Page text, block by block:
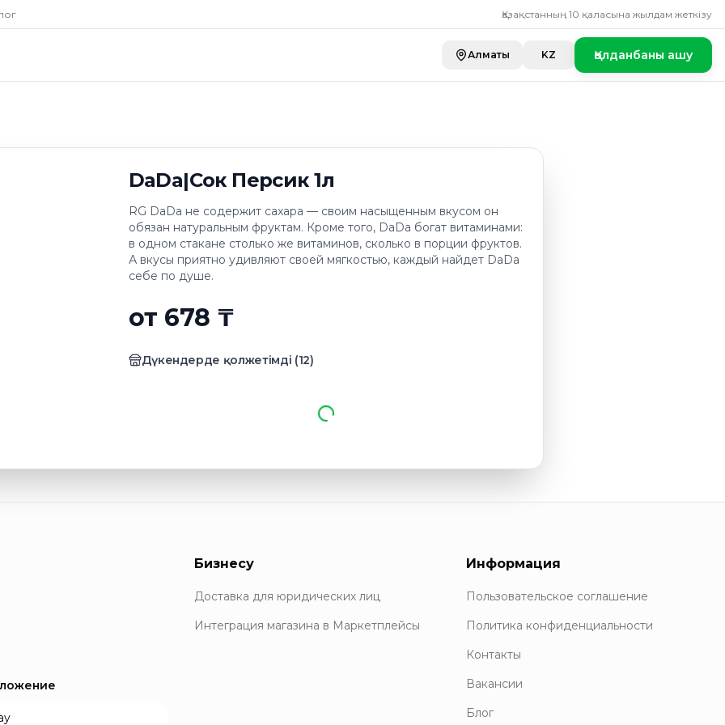
Қазақстанның 10 қаласына жылдам жеткізу
Алматы KZ Қолданбаны ашу
DaDa|Cок Персик 1л
RG DaDa не содержит сахара — своим насыщенным вкусом он
обязан натуральным фруктам. Кроме того, DaDa богат витаминами:
в одном стакане столько же витаминов, сколько в порции фруктов.
А вкусы приятно удивляют своей мягкостью, каждый найдет DaDa
себе по душе.
от 678 ₸
Дүкендерде қолжетімді (12)
1л
Бизнесу
Доставка для юридических лиц
Интеграция магазина в Маркетплейсы
Информация
Пользовательское соглашение
Политика конфиденциальности
Контакты
Вакансии
Блог